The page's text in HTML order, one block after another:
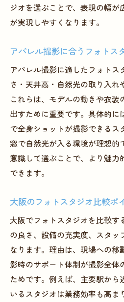
フォトスタジオ利用
イス
プロモデルによるフォ
例
フォトスタジオ活用で差
真術
照明で変わるフォト
アパレル撮影ならで
フォトスタジオで印
夫
モデルとフォトスタ
大阪の人気フォトス
理想の写真を叶える撮影
フォトスタジオで叶
グ術
アパレル撮影に適し
ジオを選ぶことで、表現の幅が
が実現しやすくなります。
アパレル撮影に合うフォトス
アパレル撮影に適したフォトス
さ・天井高・自然光の取り入れ
これらは、モデルの動きや衣装
出すために重要です。具体的に
で全身ショットが撮影できるス
窓で自然光が入る環境が理想的
意識して選ぶことで、より魅力
できます。
大阪のフォトスタジオ比較ポ
大阪でフォトスタジオを比較す
の良さ、設備の充実度、スタッ
なります。理由は、現場への移
影時のサポート体制が撮影全体
ためです。例えば、主要駅から
いるスタジオは業務効率も高ま